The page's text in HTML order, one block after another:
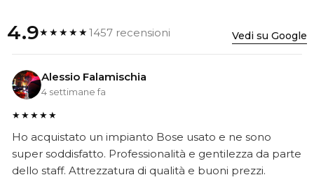
4.9★★★★★1457 recensioni Vedi su Google
Alessio Falamischia
4 settimane fa
★★★★★
Ho acquistato un impianto Bose usato e ne sono
super soddisfatto. Professionalità e gentilezza da parte
dello staff. Attrezzatura di qualità e buoni prezzi.